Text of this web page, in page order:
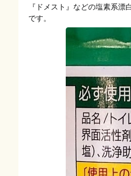
『ドメスト』などの塩素系
です。